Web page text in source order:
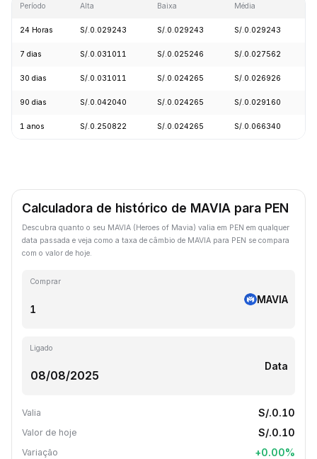
Período Alta Baixa Média
24 Horas S/.0.029243 S/.0.029243 S/.0.029243
7 dias S/.0.031011 S/.0.025246 S/.0.027562
30 dias S/.0.031011 S/.0.024265 S/.0.026926
90 dias S/.0.042040 S/.0.024265 S/.0.029160
1 anos S/.0.250822 S/.0.024265 S/.0.066340
Calculadora de histórico de MAVIA para PEN
Descubra quanto o seu MAVIA (Heroes of Mavia) valia em PEN em qualquer
data passada e veja como a taxa de câmbio de MAVIA para PEN se compara
com o valor de hoje.
Comprar
MAVIA
Ligado
Data
Valia S/.0.10
Valor de hoje S/.0.10
Variação +0.00%